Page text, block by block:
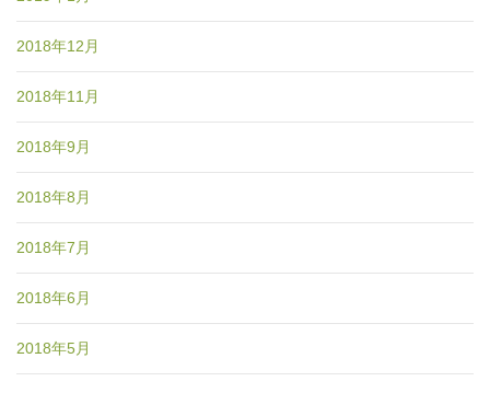
2018年12月
2018年11月
2018年9月
2018年8月
2018年7月
2018年6月
2018年5月